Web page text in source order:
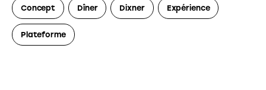
Concept Dîner Dixner Expérience
Plateforme